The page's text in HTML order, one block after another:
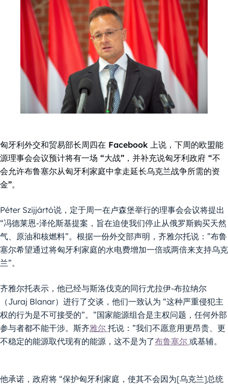
匈牙利外交和贸易部长周四在 Facebook 上说，下周的欧盟能
源理事会会议预计将有一场 “大战”，并补充说匈牙利政府 “不
会允许布鲁塞尔从匈牙利家庭中拿走延长乌克兰战争所需的资
金”。
Péter Szijjártó说，定于周一在卢森堡举行的理事会会议将提出
“冯德莱恩-泽伦斯基提案，旨在迫使我们停止从俄罗斯购买天然
气、原油和核燃料”。根据一份外交部声明，齐雅尔托说：”布鲁
塞尔希望通过将匈牙利家庭的水电费增加一倍或两倍来支持乌克
兰”。
齐雅尔托表示，他已经与斯洛伐克的同行尤拉伊-布拉纳尔
（Juraj Blanar）进行了交谈，他们一致认为 “这种严重侵犯主
权的行为是不可接受的”。”国家能源组合是主权问题，任何外部
参与者都不能干涉。斯齐雅尔 托说：”我们不愿意用更昂贵、更
不稳定的能源取代现有的能源，这不是为了布鲁塞尔 或基辅。
他承诺，政府将 “保护匈牙利家庭，使其不会因为[乌克兰]总统